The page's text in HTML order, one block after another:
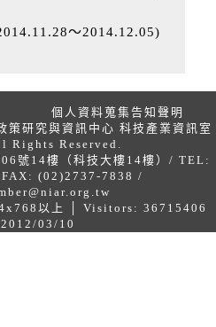
～2014.12.05)
個人資料蒐集告知聲明
策研究與資訊中心 科技產業資訊室
Rights Reserved.
號14樓（科技大樓14樓）/ TEL:
(02)2737-7838 /
以上 │ Visitors: 36715406
03/10